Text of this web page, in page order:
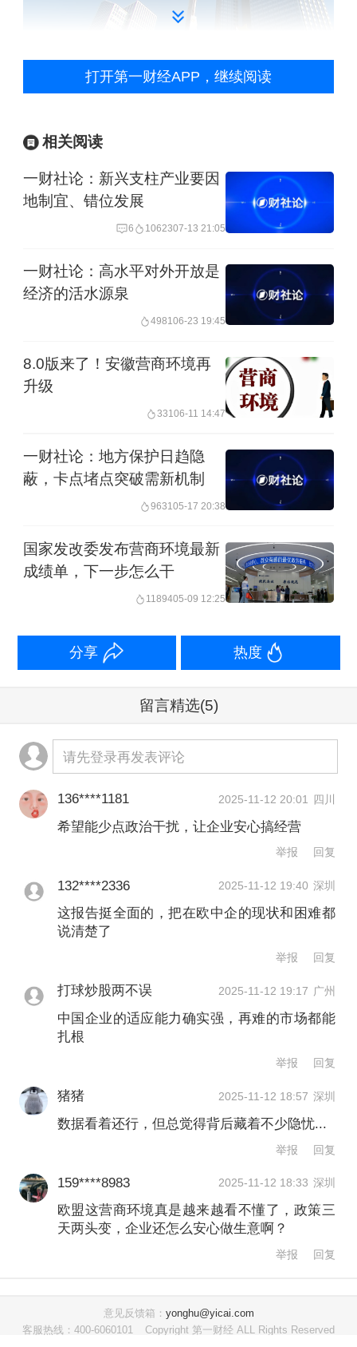
在欧中企展现出强劲韧性
企及机构的问卷调研与深度访谈撰写。
报告称，尽管面临欧洲市场的宏观经济
压力与复杂多变的营商环境，在欧中企
依然展现出强劲的韧性与适应能力，
2024年总体发展势头稳中向好。
营状况持平或改善；其中53%的企业在
欧营收实现增长，12%录得显著增长，
40%的受访企业利润有所提升，而19%
的企业利润出现回落。
展望2025年全年，受访中企普遍持乐观
态度，预期增长成为主流共识。62%的
企业预计营收将继续增长，仅14%预估
企业预计利润提升，39%预计保持平
同时，尽管宏观环境仍存在变数，在欧
中企对欧盟市场的长期价值依然高度认
可。半数受访企业计划在2025年增加对
欧投入，仅11%表示将减少投入。与前
两年的谨慎观望相比，中企在欧投资意
报告还表明，中企在欧持续投入运营的
核心动力包括在全球建立品牌知名度、
欧盟新兴领域发展潜力、市场容量、产
业基础优势以及供应链多元化等。
示，值此中欧建交五十周年之际，双方
经贸关系正经历从“互补性依赖”向“战略
性互塑”的深刻转型。欧洲市场对中国企
色，日益成为技术创新的策源地、全球
品牌的试金石与国际标准对接的核心
打开第一财经APP，继续阅读
相关阅读
一财社论：新兴支柱产业要因
地制宜、错位发展
6 1062307-13 21:05
一财社论：高水平对外开放是
经济的活水源泉
498106-23 19:45
8.0版来了！安徽营商环境再
升级
33106-11 14:47
一财社论：地方保护日趋隐
蔽，卡点堵点突破需新机制
963105-17 20:38
国家发改委发布营商环境最新
成绩单，下一步怎么干
1189405-09 12:25
分享 热度
留言精选(5)
请先登录再发表评论
136****1181 2025-11-12 20:01 四川
希望能少点政治干扰，让企业安心搞经营
举报 回复
132****2336 2025-11-12 19:40 深圳
这报告挺全面的，把在欧中企的现状和困难都
说清楚了
举报 回复
打球炒股两不误 2025-11-12 19:17 广州
中国企业的适应能力确实强，再难的市场都能
扎根
举报 回复
猪猪 2025-11-12 18:57 深圳
数据看着还行，但总觉得背后藏着不少隐忧...
举报 回复
159****8983 2025-11-12 18:33 深圳
欧盟这营商环境真是越来越看不懂了，政策三
天两头变，企业还怎么安心做生意啊？
举报 回复
意见反馈箱： yonghu@yicai.com
客服热线：400-6060101
Copyright 第一财经 ALL Rights Reserved